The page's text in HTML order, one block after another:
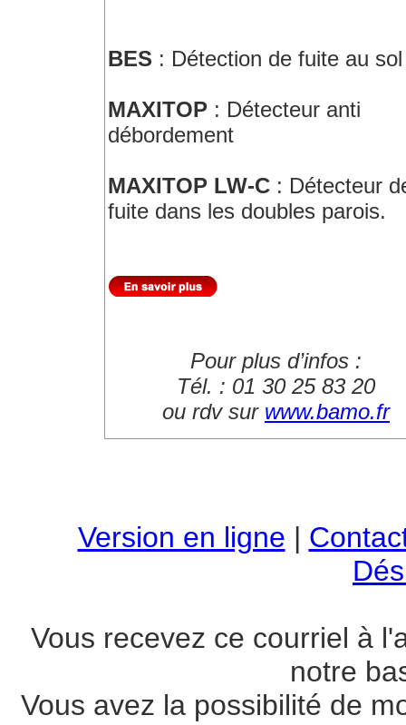
BES : Détection de fuite au sol
MAXITOP : Détecteur anti
débordement
MAXITOP LW-C : Détecteur
fuite dans les doubles parois.
Pour plus d’infos :
Tél. : 01 30 25 83 20
ou rdv sur www.bamo.fr
Version en ligne |
Vous recevez ce courriel à
notre
Vous avez la possibilité de